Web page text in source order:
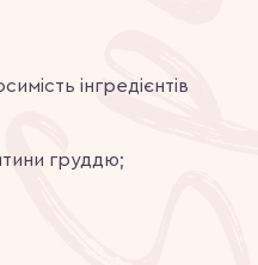
інгредієнтів
груддю;